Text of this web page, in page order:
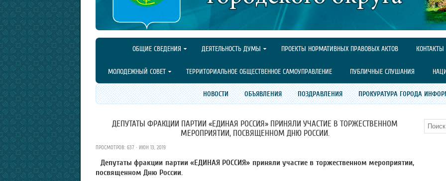
ОБЩИЕ СВЕДЕНИЯ ДЕЯТЕЛЬНОСТЬ ДУМЫ ПРОЕКТЫ НОРМАТИВНЫХ ПРАВОВЫХ АКТОВ КОНТАКТЫ
МОЛОДЕЖНЫЙ СОВЕТ ТЕРРИТОРИАЛЬНОЕ ОБЩЕСТВЕННОЕ САМОУПРАВЛЕНИЕ ПУБЛИЧНЫЕ СЛУШАНИЯ
НОВОСТИ ОБЪЯВЛЕНИЯ ПОЗДРАВЛЕНИЯ ПРОКУРАТУРА ГОРОДА
ДЕПУТАТЫ ФРАКЦИИ ПАРТИИ «ЕДИНАЯ РОССИЯ» ПРИНЯЛИ УЧАСТИЕ В ТОРЖЕСТВЕННОМ
МЕРОПРИЯТИИ, ПОСВЯЩЕННОМ ДНЮ РОССИИ.
ПРОСМОТРОВ: 637 · ИЮН 13, 2019
Депутаты фракции партии «ЕДИНАЯ РОССИЯ» приняли участие в торжественном мероприятии,
посвященном Дню России.
Поиск